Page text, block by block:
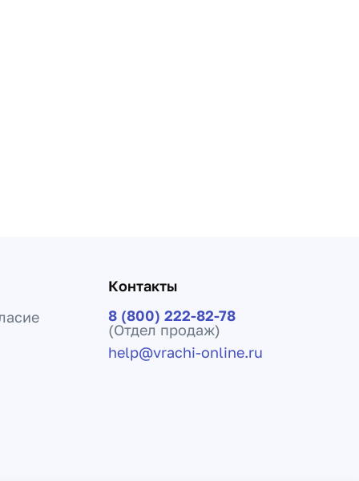
Контакты
8 (800) 222-82-78
(Отдел продаж)
help@vrachi-online.ru